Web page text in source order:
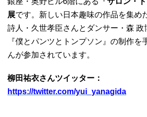
展です。新しい日本趣味の作品を集め
詩人・久世孝臣さんとダンサー・森 政
『僕とパンツとトンプソン』の制作を
んが参加されています。
柳田祐衣さんツイッター：
https://twitter.com/yui_yanagida